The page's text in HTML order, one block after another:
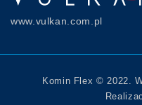
www.vulkan.com.pl
Komin Flex © 2022.